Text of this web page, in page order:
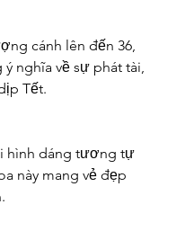
cánh lên đến 36,
ý nghĩa về sự phát tài,
Tết.
hình dáng tương tự
này mang vẻ đẹp